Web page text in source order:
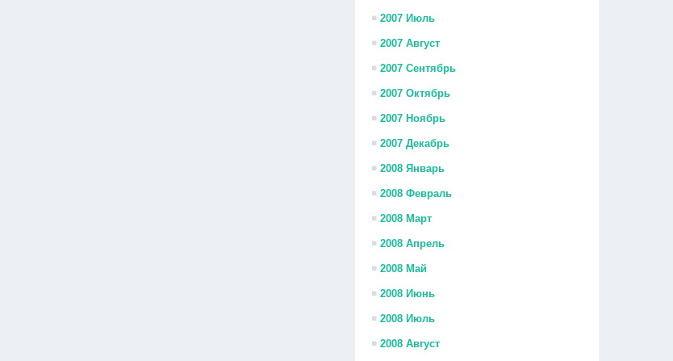
2007 Июль
2007 Август
2007 Сентябрь
2007 Октябрь
2007 Ноябрь
2007 Декабрь
2008 Январь
2008 Февраль
2008 Март
2008 Апрель
2008 Май
2008 Июнь
2008 Июль
2008 Август